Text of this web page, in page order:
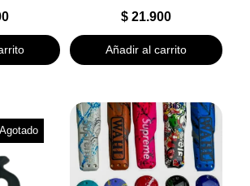
$21.900
Añadir al carrito
Agotado